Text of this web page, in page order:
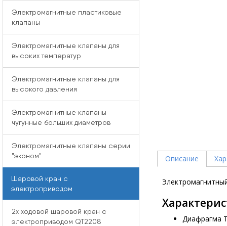
Описание
Диафрагма
Электромагнитные пластиковые
клапаны
Электромагнитные клапаны для
высоких температур
Электромагнитные клапаны для
высокого давления
Электромагнитные клапаны
чугунные больших диаметров
Электромагнитные клапаны серии
"эконом"
Шаровой кран с
электроприводом
2x ходовой шаровой кран с
электроприводом QT2208